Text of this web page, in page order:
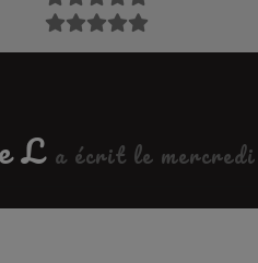
L a écrit le